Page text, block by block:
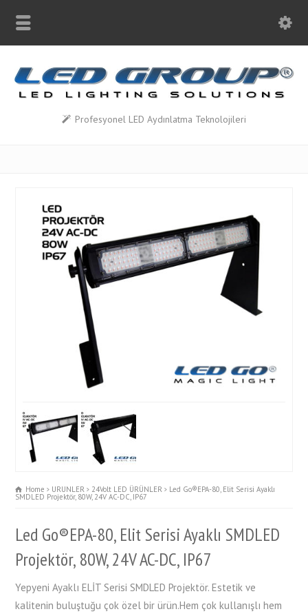
Profesyonel LED Aydınlatma Teknolojileri
Home URUNLER 24Volt LED ÜRÜNLER Led Go®EPA-80, Elit Serisi Ayaklı
SMDLED Projektör, 80W, 24V AC-DC, IP67
Led Go®EPA-80, Elit Serisi Ayaklı SMDLED
Projektör, 80W, 24V AC-DC, IP67
Yepyeni Ayaklı ELİT Serisi SMDLED Projektör. Estetik ve
kalitenin buluştuğu çok özel bir ürün.Hem çok kullanışlı hem